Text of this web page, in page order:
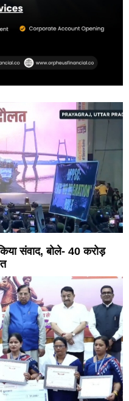
संवाद, बोले- 40 करोड़